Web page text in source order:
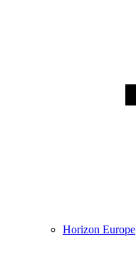
Horizon Europe